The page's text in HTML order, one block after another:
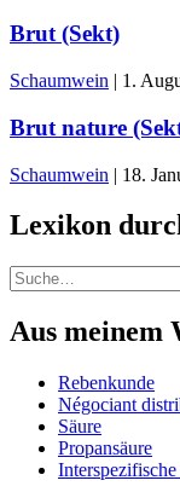
Brut (Sekt)
Schaumwein | 1.
Brut nature
Schaumwein | 18.
Lexikon
Suche
Aus meinem
Rebenkunde
Négociant
Säure
Propansäure